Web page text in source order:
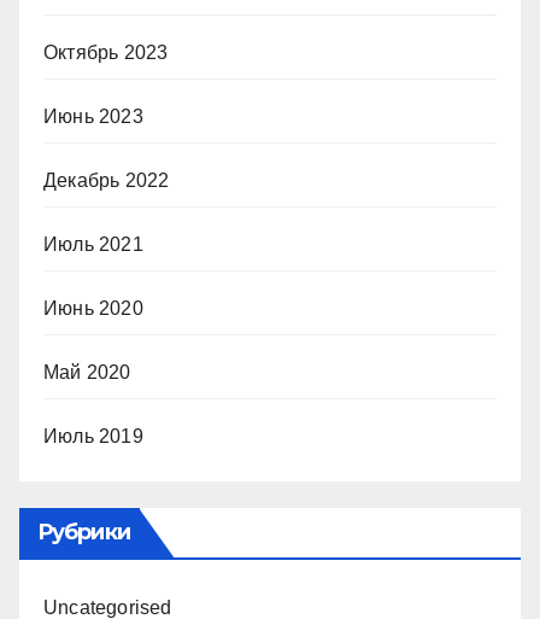
Октябрь 2023
Июнь 2023
Декабрь 2022
Июль 2021
Июнь 2020
Май 2020
Июль 2019
Рубрики
Uncategorised